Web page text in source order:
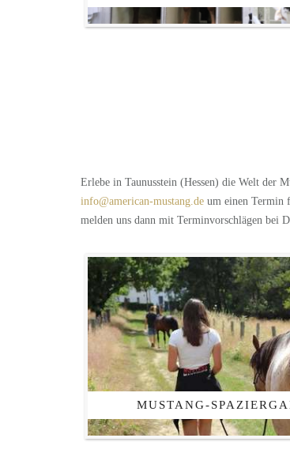
Erlebe in Taunusstein (Hessen) die Welt der
info@american-mustang.de um einen Termin
melden uns dann mit Terminvorschlägen bei
MUSTANG-